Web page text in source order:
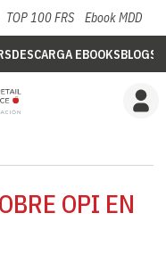
TOP 100 FRS Ebook MDD
DESCARGA EBOOKSBLOGS
OPI EN